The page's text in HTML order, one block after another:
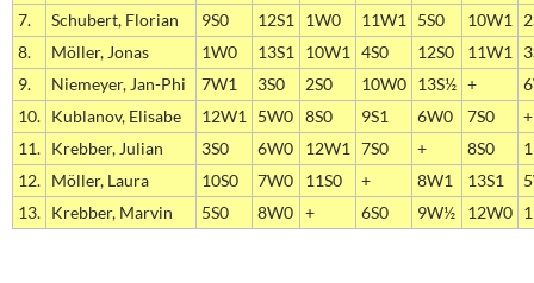
7.
Schubert, Florian 9S0 12S1 1W0 11W1 5S0 10W1
8.
Möller, Jonas 1W0 13S1 10W1 4S0 12S0 11W1
9.
Niemeyer, Jan-Phi 7W1 3S0 2S0 10W0 13S½ +
10. Kublanov, Elisabe 12W1 5W0 8S0 9S1 6W0 7S0
+
11. Krebber, Julian 3S0 6W0 12W1 7S0 + 8S0
12. Möller, Laura 10S0 7W0 11S0 + 8W1 13S1
13. Krebber, Marvin 5S0 8W0 + 6S0 9W½ 12W0